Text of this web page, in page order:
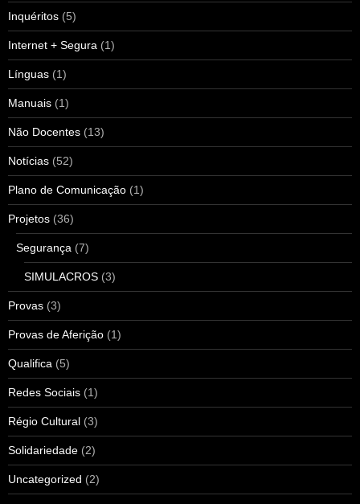
Inquéritos (5)
Internet + Segura (1)
Línguas (1)
Manuais (1)
Não Docentes (13)
Notícias (52)
Plano de Comunicação (1)
Projetos (36)
Segurança (7)
SIMULACROS (3)
Provas (3)
Provas de Aferição (1)
Qualifica (5)
Redes Sociais (1)
Régio Cultural (3)
Solidariedade (2)
Uncategorized (2)